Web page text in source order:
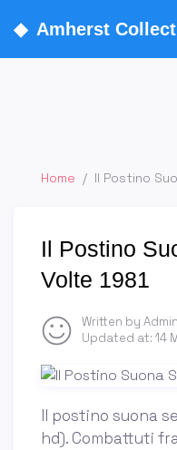
◆ Amherst
Home / Il Postino
Il Postino
Volte 1981
Written by Admin
Updated at: 14
Il postino suona
hd). Combattuti